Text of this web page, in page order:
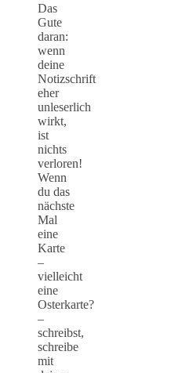
Das
Gute
daran:
wenn
deine
Notizschrift
eher
unleserlich
wirkt,
ist
nichts
verloren!
Wenn
du das
nächste
Mal
eine
Karte
–
vielleicht
eine
Osterkarte?
–
schreibst,
schreibe
mit